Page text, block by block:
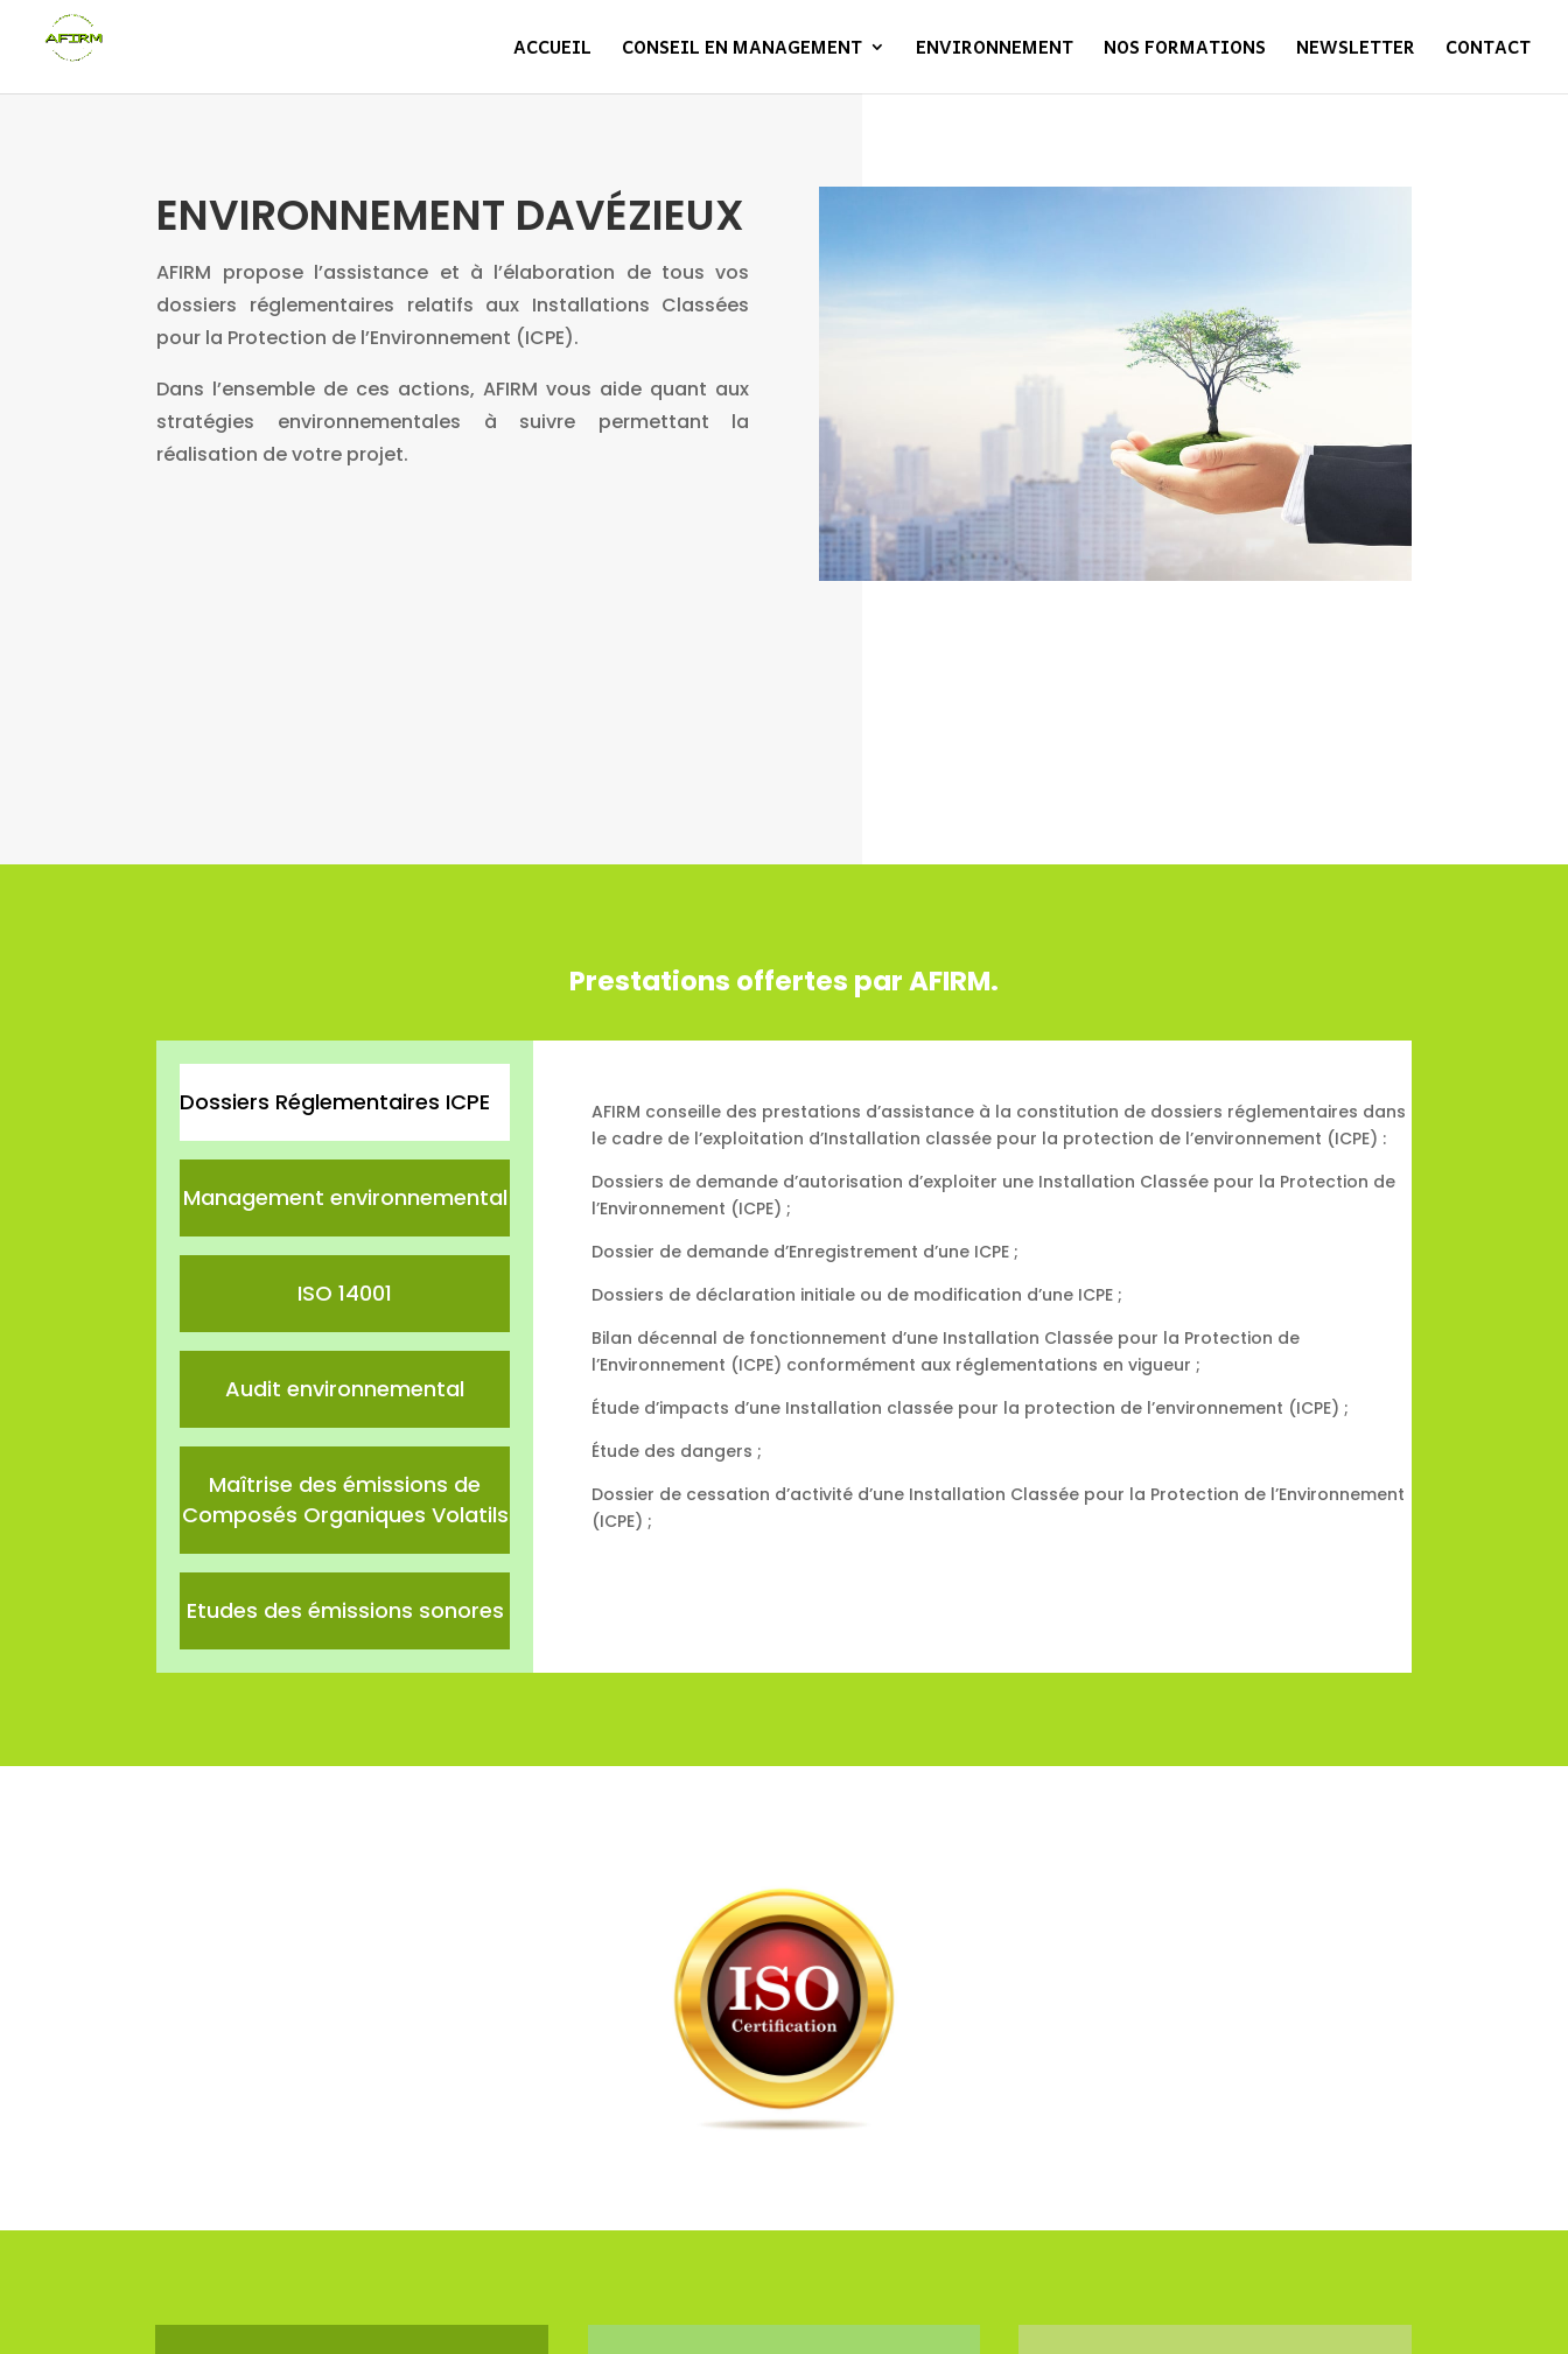
ACCUEIL CONSEIL EN MANAGEMENT ENVIRONNEMENT NOS FORMATIONS NEWSLETTER CONTACT
ENVIRONNEMENT DAVÉZIEUX
AFIRM propose l’assistance et à l’élaboration de tous vos
dossiers réglementaires relatifs aux Installations Classées
pour la Protection de l’Environnement (ICPE).
Dans l’ensemble de ces actions, AFIRM vous aide quant aux
stratégies environnementales à suivre permettant la
réalisation de votre projet.
Prestations offertes par AFIRM.
Dossiers Réglementaires ICPE
Management environnemental
ISO 14001
Audit environnemental
Maîtrise des émissions de
Composés Organiques Volatils
Etudes des émissions sonores
AFIRM conseille des prestations d’assistance à la constitution de dossiers réglementaires dans
le cadre de l’exploitation d’Installation classée pour la protection de l’environnement (ICPE) :
Dossiers de demande d’autorisation d’exploiter une Installation Classée pour la Protection de
l’Environnement (ICPE) ;
Dossier de demande d’Enregistrement d’une ICPE ;
Dossiers de déclaration initiale ou de modification d’une ICPE ;
Bilan décennal de fonctionnement d’une Installation Classée pour la Protection de
l’Environnement (ICPE) conformément aux réglementations en vigueur ;
Étude d’impacts d’une Installation classée pour la protection de l’environnement (ICPE) ;
Étude des dangers ;
Dossier de cessation d’activité d’une Installation Classée pour la Protection de l’Environnement
(ICPE) ;